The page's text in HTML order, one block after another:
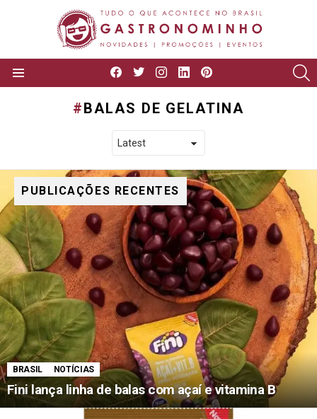
facebooktwitterinstagram
linkedin
BALAS DE GELATINA
PUBLICAÇÕES RECENTES
BRASIL NOTÍCIAS
Fini lança linha de balas com açaí e vitamina B